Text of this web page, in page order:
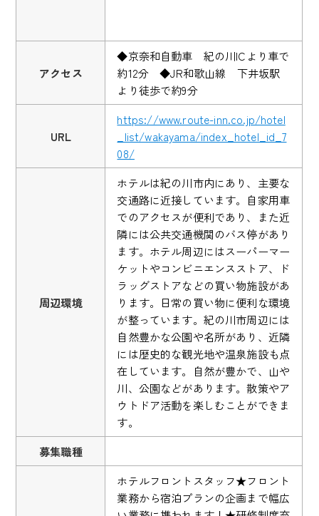
アクセス
◆京奈和自動車 紀の川ICより車で
約12分 ◆JR和歌山線 下井坂駅
より徒歩で約9分
URL
https://www.route-inn.co.jp/hotel
_list/wakayama/index_hotel_id_7
08/
周辺環境
ホテルは紀の川市内にあり、主要な
交通路に近接しています。自家用車
でのアクセスが便利であり、また近
隣には公共交通機関のバス停があり
ます。ホテル周辺にはスーパーマー
ケットやコンビニエンスストア、ド
ラッグストアなどの買い物施設があ
ります。日常の買い物に便利な環境
が整っています。紀の川市周辺には
自然豊かな公園や名所があり、近隣
には歴史的な観光地や温泉施設も点
在しています。自然が豊かで、山や
川、公園などがあります。散策やア
ウトドア活動を楽しむことができま
す。
募集職種
ホテルフロントスタッフ★フロント
業務から宿泊プランの企画まで幅広